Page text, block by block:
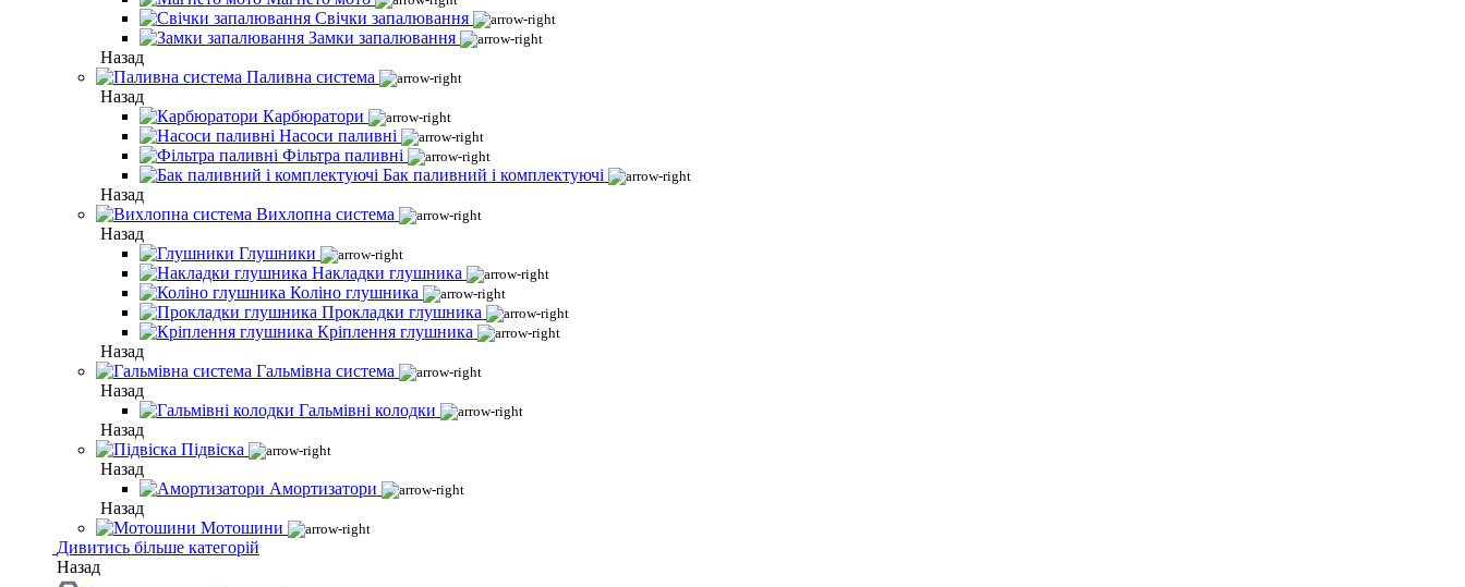
Свічки запалювання
Замки запалювання
Назад
Паливна система
Назад
Карбюратори
Насоси паливні
Фільтра паливні
Бак паливний і комплектуючі
Назад
Вихлопна система
Назад
Глушники
Накладки глушника
Коліно глушника
Прокладки глушника
Кріплення глушника
Назад
Гальмівна система
Назад
Гальмівні колодки
Назад
Підвіска
Назад
Амортизатори
Назад
Мотошини
Дивитись більше категорій
Назад